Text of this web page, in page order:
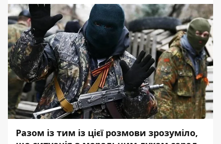
Разом із тим із цієї розмови зрозуміло,